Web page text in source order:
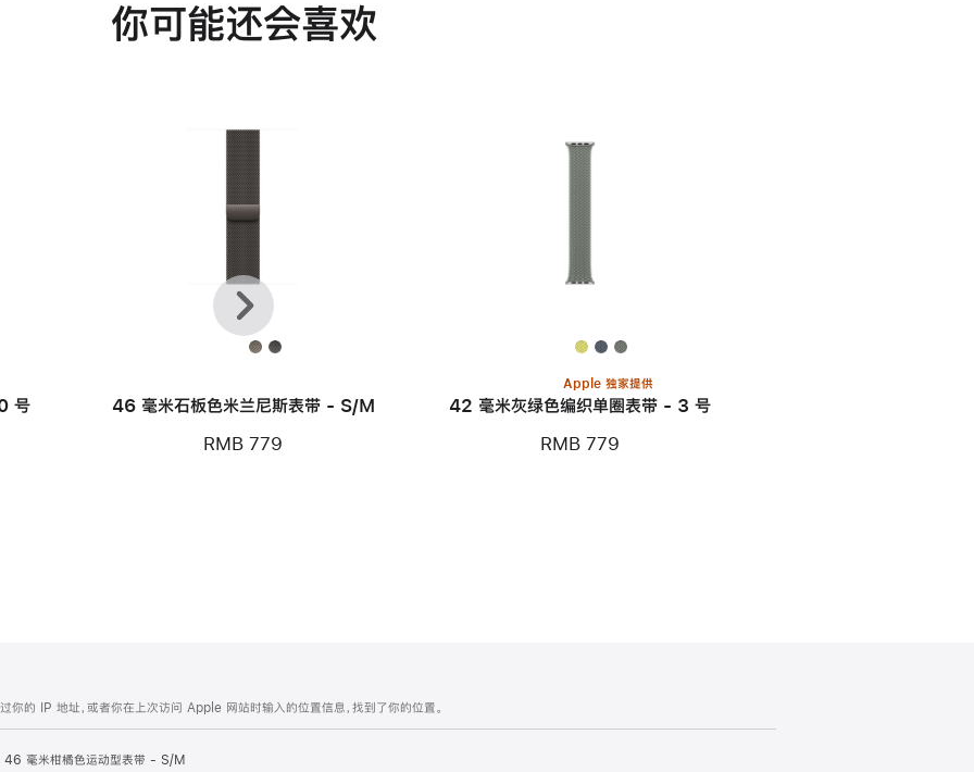
你可能还会喜欢
号 46 毫米石板色米兰尼斯表带 - S/M
RMB 779
Apple 独家提供
42 毫米灰绿色编织单圈表带 - 3 号
RMB 779
上
一
个
下
一
个
你的 IP 地址，或者你在上次访问 Apple 网站时输入的位置信息，找到了你的位置。
46 毫米柑橘色运动型表带 - S/M